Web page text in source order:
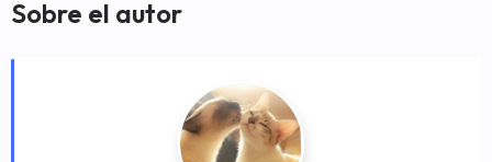
Sobre el autor